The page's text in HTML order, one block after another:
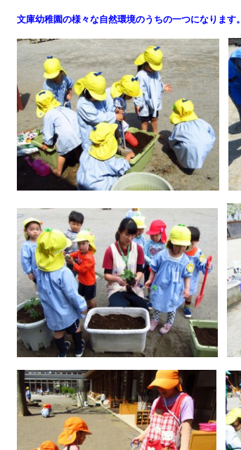
文庫幼稚園の様々な自然環境のうちの一つになります。